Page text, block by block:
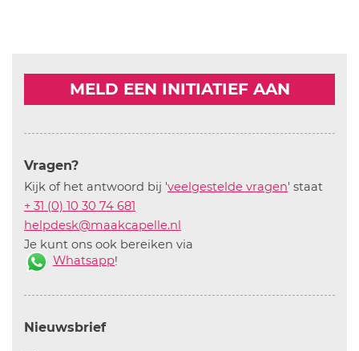
MELD EEN INITIATIEF AAN
Vragen?
Kijk of het antwoord bij 'veelgestelde vragen' staat
+ 31 (0) 10 30 74 681
helpdesk@maakcapelle.nl
Je kunt ons ook bereiken via
Whatsapp!
Nieuwsbrief